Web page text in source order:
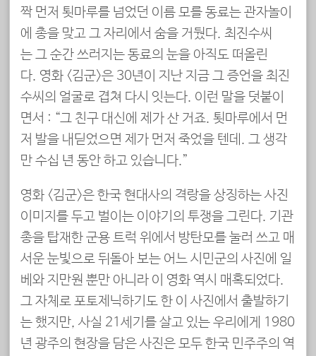
짝 먼저 툇마루를 넘었던 이름 모를 동료는 관자놀이
에 총을 맞고 그 자리에서 숨을 거뒀다. 최진수씨
는 그 순간 쓰러지는 동료의 눈을 아직도 떠올린
다. 영화 <김군>은 30년이 지난 지금 그 증언을 최진
수씨의 얼굴로 겹쳐 다시 잇는다. 이런 말을 덧붙이
면서 : “그 친구 대신에 제가 산 거죠. 툇마루에서 먼
저 발을 내딛었으면 제가 먼저 죽었을 텐데. 그 생각
만 수십 년 동안 하고 있습니다.”
영화 <김군>은 한국 현대사의 격랑을 상징하는 사진
이미지를 두고 벌이는 이야기의 투쟁을 그린다. 기관
총을 탑재한 군용 트럭 위에서 방탄모를 눌러 쓰고 매
서운 눈빛으로 뒤돌아 보는 어느 시민군의 사진에 일
베와 지만원 뿐만 아니라 이 영화 역시 매혹되었다.
그 자체로 포토제닉하기도 한 이 사진에서 출발하기
는 했지만, 사실 21세기를 살고 있는 우리에게 1980
년 광주의 현장을 담은 사진은 모두 한국 민주주의 역